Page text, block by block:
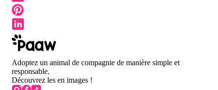
Adoptez un animal de compagnie de manière simple et
responsable.
Découvrez les en images !